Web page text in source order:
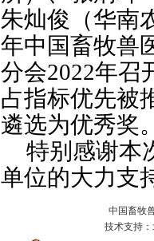
朱灿俊（华南
年中国畜牧兽
分会2022年召
占指标优先被
遴选为优秀奖
特别感谢本
单位的大力支
中国畜牧
技术支持